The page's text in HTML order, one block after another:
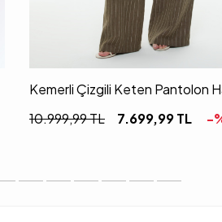
Kemerli Çizgili Keten Pantolon
10.999,99TL 7.699,99TL -